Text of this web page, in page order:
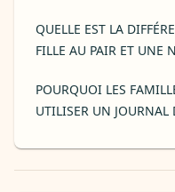
QUELLE EST LA
FILLE AU PAIR ET UNE
POURQUOI LES
UTILISER UN